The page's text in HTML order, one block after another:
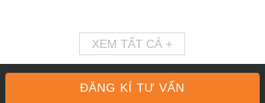
XEM TẤT CẢ +
ĐĂNG KÍ TƯ VẤN